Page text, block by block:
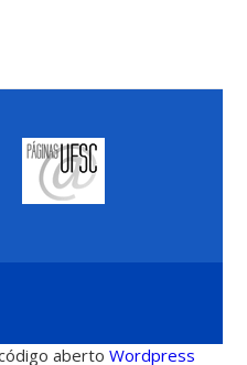
abertoWordpress